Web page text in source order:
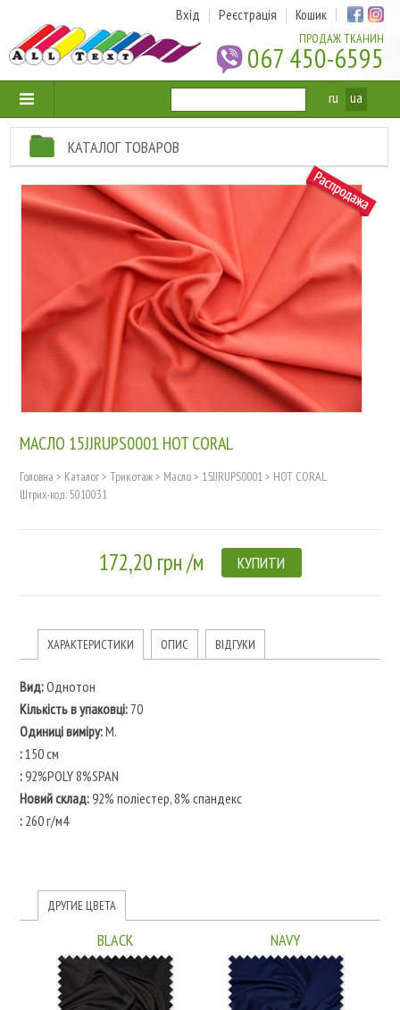
ПРОДАЖ ТКАНИН
067 450-6595
Вхід Реєстрація Кошик
ru ua
КАТАЛОГ ТОВАРОВ
МАСЛО 15JJRUPS0001 HOT CORAL
Головна > Каталог> Трикотаж> Масло> 15JJRUPS0001> HOT CORAL
Штрих-код: 5010031
172,20 грн /м КУПИТИ
ХАРАКТЕРИСТИКИ ОПИС ВІДГУКИ
Вид:Однотон
Кількість в упаковці:70
Одиниці виміру:M.
:150 см
:92%POLY 8%SPAN
Новий склад:92% поліестер, 8% спандекс
:260 г/м4
ДРУГИЕ ЦВЕТА
BLACK NAVY